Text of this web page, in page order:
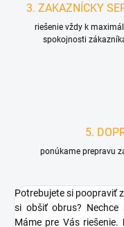
3. ZAKAZNÍCKY
riešenie vždy k
spokojnosti
5.
ponúkame prepravu
Potrebujete si poopraviť
si obšiť obrus?
Máme pre Vás riešenie.